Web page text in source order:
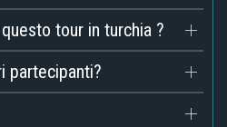
tour in turchia ?
partecipanti?